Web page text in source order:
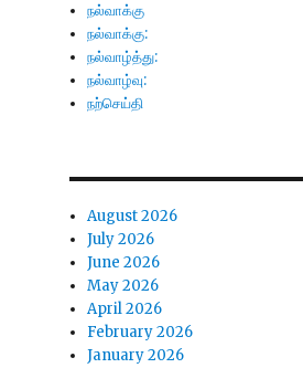
நல்வாக்கு
நல்வாக்கு:
நல்வாழ்த்து:
நல்வாழ்வு:
நற்செய்தி
August 2026
July 2026
June 2026
May 2026
April 2026
February 2026
January 2026